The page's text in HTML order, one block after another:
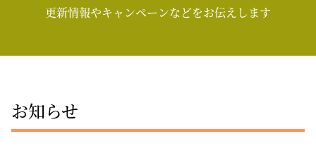
更新情報やキャンペーンなどをお伝えします
お知らせ